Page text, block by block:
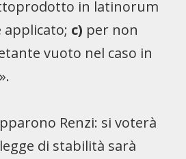
in latinorum
applicato; c) per non
vuoto nel caso in
Renzi: si voterà
di stabilità sarà